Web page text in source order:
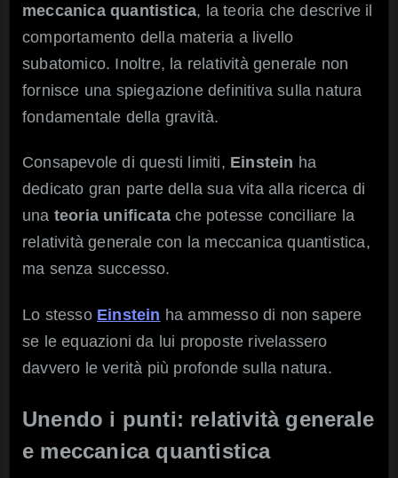
meccanica quantistica, la teoria che descrive il
comportamento della materia a livello
subatomico. Inoltre, la relatività generale non
fornisce una spiegazione definitiva sulla natura
fondamentale della gravità.
Consapevole di questi limiti, Einstein ha
dedicato gran parte della sua vita alla ricerca di
una teoria unificata che potesse conciliare la
relatività generale con la meccanica quantistica,
ma senza successo.
Lo stesso Einstein ha ammesso di non sapere
se le equazioni da lui proposte rivelassero
davvero le verità più profonde sulla natura.
Unendo i punti: relatività generale
e meccanica quantistica